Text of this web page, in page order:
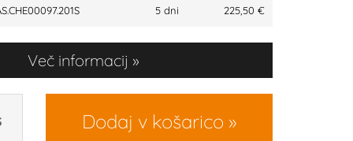
5 dni 225,50 €
Več informacij
Dodaj v košarico